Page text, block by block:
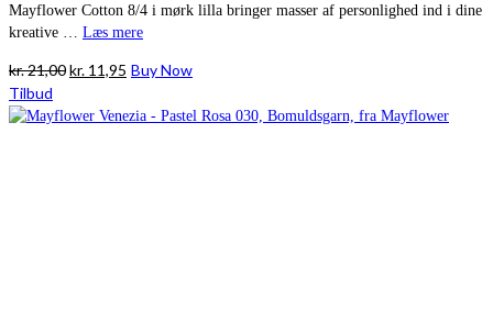
Mayflower Cotton 8/4 i mørk lilla bringer masser af personlighed ind i dine
kreative … Læs mere
kr.21,00Den
pris
kr. 11,95 Den
pris
Buy Now
Tilbud